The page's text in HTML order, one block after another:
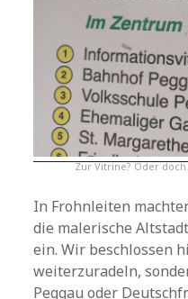
Zur Vitrine? Oder
In Frohnleiten
die malerische
ein. Wir beschlossen
weiterzuradeln,
Peggau oder